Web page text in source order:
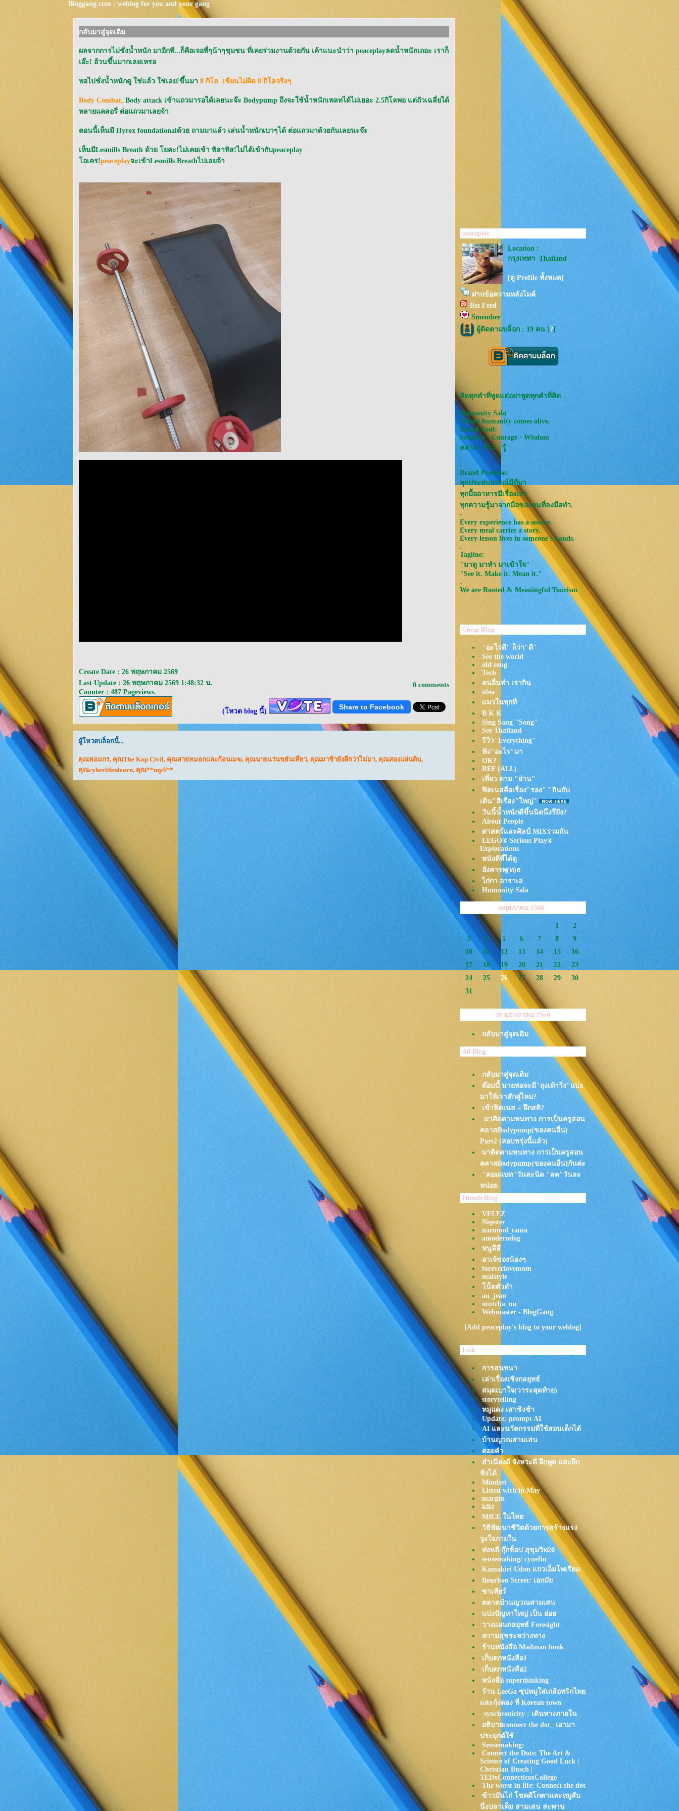
Bloggang.com : weblog for you and your gang
กลับมาสู่จุดเดิม
ผลจากการไม่ชั่งน้ำหนัก มาอีกที...ก็คือเจอพี่ๆน้าๆชุมชน ที่เคยร่วมงานด้วยกัน เค้าแนะนำว่า peaceplayลดน้ำหนักเถอะ เราก็
เอ๊ะ! อ้วนขึ้นมากเลยเหรอ
พอไปชั่งน้ำหนักดู ใช่แล้ว ใช่เลย!ขึ้นมา 8 กิโล เขียนไม่ผิด 8 กิโลจริงๆ
Body Combat, Body attack เข้าแถวมารอได้เลยนะจ๊ะ Bodypump ถึงจะใช้น้ำหนักเพลทได้ไม่เยอะ 2.5กิโลพอ แต่ถัวเฉลี่ยได้
หลายแคลอรี่ ต่อแถวมาเลยจ้า
ตอนนี้เห็นมี Hyrox foundationalด้วย ถามมาแล้ว เล่นน้ำหนักเบาๆได้ ต่อแถวมาด้วยกันเลยนะจ๊ะ
เห็นมีLesmills Breath ด้วย โยคะ!ไม่เคยเข้า พิลาทิส!ไม่ได้เข้ากับpeaceplay
อเคร!peaceplayจะเข้าLesmills Breathไปเลยจ้า
Create Date : 26 พฤษภาคม 2569
Last Update : 26 พฤษภาคม 2569 1:48:32 น.
Counter : 487 Pageviews.
0 comments
(โหวต blog นี้)
Share to Facebook
ผู้โหวตบล็อกนี้...
คุณหอมกร, คุณThe Kop Civil, คุณสายหมอกและก้อนเมฆ, คุณนายแว่นขยันเที่ยว, คุณมาช้ายังดีกว่าไม่มา, คุณสองแผ่นดิน,
คุณcyberlifenlearn, คุณ**mp5**
peaceplay
Location :
กรุงเทพฯ Thailand
[ดู Profile ทั้งหมด]
ฝากข้อความหลังไมค์
Rss Feed
Smember
ผู้ติดตามบล็อก : 19 คน [?]
คิดทุกคำที่พูดแต่อย่าพูดทุกคำที่คิด
Humanity Sala
Where humanity comes alive.
Brand Soul:
Serenity · Courage · Wisdom
คลาย · ก้าว · รู้
.
Brand Promise:
ทุกประสบการณ์มีที่มา
ทุกมื้ออาหารมีเรื่องเล่า
ทุกความรู้มาจากมือของคนที่ลงมือทำ.
-
Every experience has a source.
Every meal carries a story.
Every lesson lives in someone's hands.
.
Tagline:
"มาดู มาทำ มาเข้าใจ"
"See it. Make it. Mean it."
.
We are Rooted & Meaningful Tourism
Group Blog
"อะไรดี" ก็ว่า"ดี"
See the world
old song
Tech
คนอื่นทำ เรากิน
idea
มวในทุกที่
ฺB K K
Sing Sang "Song"
See Thailand
รีวิว"Everything"
ฟัง"อะไร"มา
OK?
REF (ALL)
เที่ยว ตาม "ย่าน"
ฟิตเนสคือเรื่อง"รอง" "กินกับ
เดิน"สิเรื่อง"ใหญ่"
วันนี้น้ำหนักดีขึ้นนิดนึงรึยัง?
About People
ศาสตร์และศิลป์ MIXรวมกัน
LEGO® Serious Play®
Explorations
หนังดีที่ได้ดู
อังคารพุ(ท)ธ
ไก่กา อาราเล่
Humanity Sala
พฤษภาคม 2569
1
2
3
4 5 6 7 8
9
10
11 12 13 14 15
16
17
18 19 20 21 22
23
24
25 26 27 28 29
30
31
26 พฤษภาคม 2569
กลับมาสู่จุดเดิม
All Blog
กลับมาสู่จุดเดิม
ด๊อบบี้ นายพอจะมี"ถุงเท้าวิ่ง"แบ่ง
มาให้เราสักคู่ไหม?
เข้าฟิตเนส = ฝึกสติ?
มาติดตามหนทาง การเป็นครูสอน
คลาสBodypump(ของคนอื่น)
Part2 (สอบพรุ่งนี้แล้ว)
มาติดตามหนทาง การเป็นครูสอน
คลาสBodypump(ของคนอื่น)กันค่ะ
"คอมแบท"วันละนิด "ลด"วันละ
หน่อ
5 กิโลพอทน 10 กิโล พอเลย!
เพลงในคลาสบอดี้ปัมพ ก็เปิดขึ้นมา
เรียกร้องให้ไปฟิตเนส
เล่นฟิตเนสไปทำไมกัน? Ans is
"จะได้กินได้เยอะๆ"
Note: 40 Mins (250 Cals)
ืืืืNote: 60 mins (approx 300 cals
UP)
คาดิโอเยอะแต่น้ำหนักไม่ลด ยก
เวทกี่ครั้งต่อสัปดาห์ดี ออกกำลังกา
ังไงให้ได้ผล?I Doctor’s Talk
คาดิโอเยอะแต่น้ำหนักไม่ลด ยก
เวทกี่ครั้งต่อสัปดาห์ดี ออกกำลังกา
ังไงให้ได้ผล?I Doctor’s Talk
เพลง คูลดาวน์ในฟิตเนส ที่ให้
กำลังใจสุดๆ
ฺBody Attack 1 ชั่วโมง เผาผลาญ
ได้กี่แคล?
หรือว่า HYROX ต้องมาแล้ว?
หมูรอไปเข้าคลาส
มาระเบิดพลังกล้ามเนื้อขา หลัง
จากหยุดไป 1 สัปดาห์
Golden Time: ระหว่างหยุดไป
ฟิตเนส
ออกกำลังไปถึงโซน5 ได้ 13 วิ!!
รีบเข้าฟิตเนส จะได้ไปตะลุยกินต่อ
เป็นเรื่องจริง!
เข้าคลาส 2 ชม. เบิรน์ไป 785
คลอรี่
เปลี่ยนชีวิตได้ตลอดกาล ภายใน 2
นาที #สรุปหนังสือ Atomic Habits |
Mission To The Moon
หรือควรจะ"แต่งตัวดี" เข้าฟิตเนส
Body Combat มีท่ามวยไทยด้วย!
"โซน"การออกกำลังกับการเบิร์น
ไขมัน : Top to Toe EP.125
มาฟิตเนสที่ One Bangkok ใน
สไตล์คนงบน้อย แต่ได้กินของ
อร่อย: ข้าวคลุกน้ำพริก
เล่น Body Combat กลางแจ้ง
สนุก++แบบนี้นี่เอง!
Jett Fitness เปิดสาขาที่ ONE
Bangkok นี่มันสวรรค์ของการกิน
ชัดๆ
ปั่นจักรยาน Anywheel ไป 1 ชม
คุ้มที่สุด!
กินก่อน ไปออกกำลังกายทีหลัง (หมู
ทอดป้าตา กิน2วันติด)
Bodycombat 100 เฟี้ยวไม่เบา
จ๊ก จั๊บ เส้น : อร่อยขนาดนี้ ชั้น
อมอ้วน กินให้หมดชาม
Amazing Green fest & กันหม่าล่า
น้ำหนึกขึ้นหรอ เข้าคอมแบทสิ
คร๊าบบบ
Friends Blog
VELEZ
Nepster
narumol_tama
amoderndog
หนูลีลี
อาเจ้ของน้องๆ
foreverlovemom
maistyle
น็ตตัวดำ
au_jean
mutcha_nu
Webmaster - BlogGang
[Add peaceplay's blog to your weblog]
Link
การสนทนา
เล่าเรื่องเชิงกลยุทธ์
สมุดเบาใจ(วาระสุดท้าย)
storytelling
หมูแดง เสาชิงช้า
Update: prompt AI
AI และนวัตกรรมที่ใช้สอนเด็กได้
บ้านญวณสามเสน
ดอยคำ
สำเนียงดี จังหวะดี ฝึกพูด และฝึก
ฟังได้
Mindset
Listen with in May
margin
kiki
MICE ในไท
วิธีพัฒนาชีวิตด้วยการสร้างแรง
จูงใจภายใน
ท่งหลี กุ๊กช็อป สุขุมวิท20
sensemaking/ cynefin
Kamakiri Udon แถวเอ็มโพเรียม
Bourbon Street: เอกมั
ซาเทียร์
ตลาดบ้านญวณสามเสน
บ่งปัญหาใหญ่ เป็น ย่อ
วางแผนกลยุทธ์ Foresight
ความสุขระหว่างทาง
ร้านหนังสือ Madman book
เก็บตกหนังสือ1
เก็บตกหนังสือ2
หน้งสือ superthinking
ร้าน LeeGa ซุปหมูใส่เกลือพริกไท
ละกุ้งดอง ที่ Korean town
synchronicity : เดินทางภายใน
อธิบายconnect the dot_ เอามา
ประยุกต์ใช้
Sensemaking:
Connect the Dots: The Art &
Science of Creating Good Luck |
Christian Busch |
TEDxConnecticutCollege
The worst in life: Connect the dot
ข้าวมันไก่ โชคดีโกตาและหมูสับ
นึ่งปลาเค็ม สามเสน สะพาน